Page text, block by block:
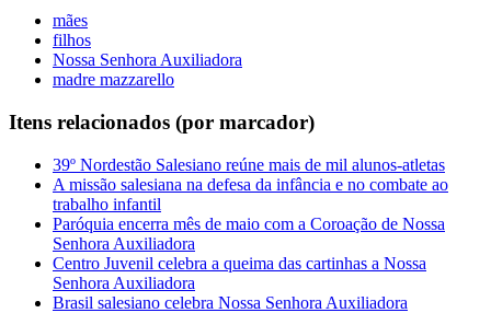
mães
filhos
Nossa Senhora Auxiliadora
madre mazzarello
Itens relacionados (por marcador)
39º Nordestão Salesiano reúne mais de mil alunos-atletas
A missão salesiana na defesa da infância e no combate ao
trabalho infantil
Paróquia encerra mês de maio com a Coroação de Nossa
Senhora Auxiliadora
Centro Juvenil celebra a queima das cartinhas a Nossa
Senhora Auxiliadora
Brasil salesiano celebra Nossa Senhora Auxiliadora